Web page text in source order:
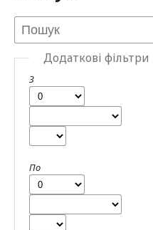
Додаткові фільтри
З
По